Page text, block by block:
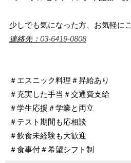
少しでも気になった方、お気軽に
連絡先： 03-6419-0808
＃エスニック料理＃昇給あり
＃充実した手当＃交通費支給
＃学生応援＃学業と両立
＃テスト期間も応相談
＃飲食未経験も大歓迎
＃食事付＃希望シフト制